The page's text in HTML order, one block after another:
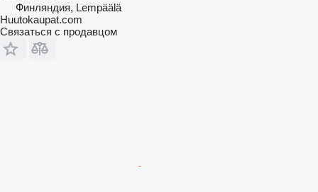
Финляндия, Lempäälä
Huutokaupat.com
Связаться с продавцом